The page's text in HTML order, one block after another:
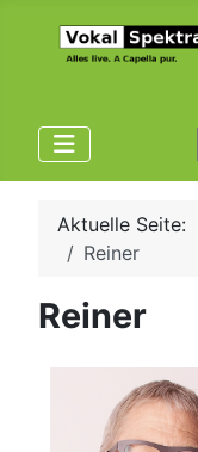
Aktuelle Seite:
Reiner
Reiner